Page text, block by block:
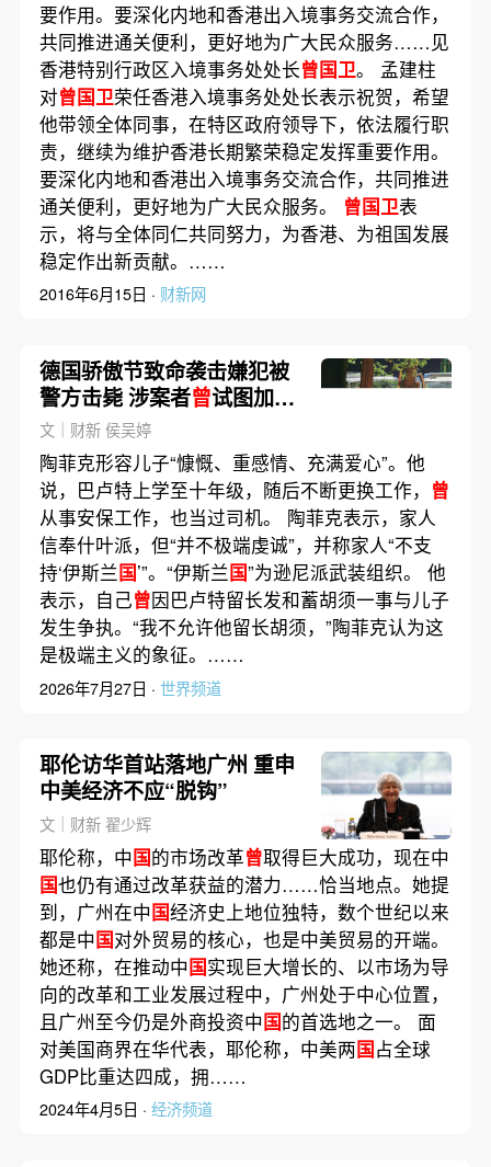
要作用。要深化内地和香港出入境事务交流合作，
共同推进通关便利，更好地为广大民众服务……见
香港特别行政区入境事务处处长曾国卫。 孟建柱
对曾国卫荣任香港入境事务处处长表示祝贺，希望
他带领全体同事，在特区政府领导下，依法履行职
责，继续为维护香港长期繁荣稳定发挥重要作用。
要深化内地和香港出入境事务交流合作，共同推进
通关便利，更好地为广大民众服务。 曾国卫表
示，将与全体同仁共同努力，为香港、为祖国发展
稳定作出新贡献。……
2016年6月15日 · 财新网
德国骄傲节致命袭击嫌犯被
警方击毙 涉案者曾试图加入
“伊斯兰国”
文｜财新 侯吴婷
陶菲克形容儿子“慷慨、重感情、充满爱心”。他
说，巴卢特上学至十年级，随后不断更换工作， 曾
从事安保工作，也当过司机。 陶菲克表示，家人
信奉什叶派，但“并不极端虔诚”，并称家人“不支
持‘伊斯兰国’”。“伊斯兰国”为逊尼派武装组织。 他
表示，自己曾因巴卢特留长发和蓄胡须一事与儿子
发生争执。“我不允许他留长胡须，”陶菲克认为这
是极端主义的象征。……
2026年7月27日 · 世界频道
耶伦访华首站落地广州 重申
中美经济不应“脱钩”
文｜财新 翟少辉
耶伦称，中国的市场改革曾取得巨大成功，现在中
国也仍有通过改革获益的潜力……恰当地点。她提
到，广州在中国经济史上地位独特，数个世纪以来
都是中国对外贸易的核心，也是中美贸易的开端。
她还称，在推动中国实现巨大增长的、以市场为导
向的改革和工业发展过程中，广州处于中心位置，
且广州至今仍是外商投资中国的首选地之一。 面
对美国商界在华代表，耶伦称，中美两国占全球
GDP比重达四成，拥……
2024年4月5日 · 经济频道